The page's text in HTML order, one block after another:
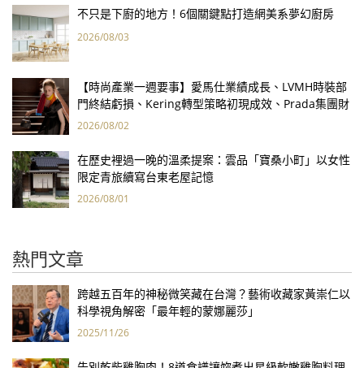
不只是下廚的地方！6個關鍵點打造網美系夢幻廚房
2026/08/03
【時尚產業一週要事】愛馬仕業績成長、LVMH時裝部
門終結虧損、Kering轉型策略初現成效、Prada集團財
報亮眼
2026/08/02
在歷史裡過一晚的溫柔提案：雲品「寶桑小町」以女性
限定青旅續寫台東老屋記憶
2026/08/01
熱門文章
跨越五百年的神秘微笑藏在台灣？藝術收藏家黃崇仁以
科學視角解密「最年輕的蒙娜麗莎」
2025/11/26